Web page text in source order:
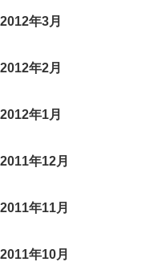
2012年3月
2012年2月
2012年1月
2011年12月
2011年11月
2011年10月